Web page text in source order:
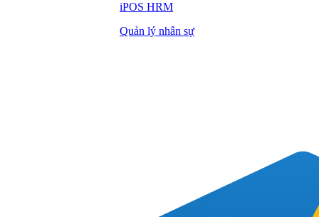
iPOS HRM
Quản lý nhân sự